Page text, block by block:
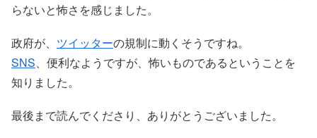
らないと怖さを感じました。
政府が、 ツイッターの規制に動くそうですね。
SNS、便利なようですが、怖いものであるということを
知りました。
最後まで読んでくださり、ありがとうございました。